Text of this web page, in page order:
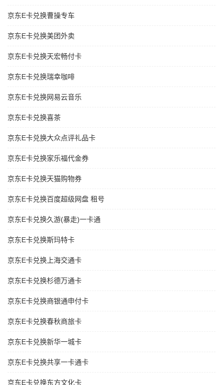
京东E卡兑换曹操专车
京东E卡兑换美团外卖
京东E卡兑换天宏畅付卡
京东E卡兑换瑞幸咖啡
京东E卡兑换网易云音乐
京东E卡兑换喜茶
京东E卡兑换大众点评礼品卡
京东E卡兑换家乐福代金券
京东E卡兑换天猫购物券
京东E卡兑换百度超级网盘 租号
京东E卡兑换久游(暴走)一卡通
京东E卡兑换斯玛特卡
京东E卡兑换上海交通卡
京东E卡兑换杉德万通卡
京东E卡兑换商银通申付卡
京东E卡兑换春秋商旅卡
京东E卡兑换新华一城卡
京东E卡兑换共享一卡通卡
京东E卡兑换东方文化卡